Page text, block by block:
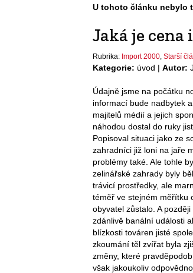
U tohoto článku nebylo
Jaká je
Rubrika: Import 2000 Starší
Kategorie: úvod | Autor:
Údajně jsme na počátku
informací bude nadbytek
majitelů médií a jejich
náhodou dostal do ruky
Popisoval situaci jako ze
zahradníci již loni na jaře
problémy také. Ale tohle
zelinářské zahrady byly
trávicí prostředky, ale
téměř ve stejném měřítku
obyvatel zůstalo. A
zdánlivě banální události
blízkosti továren jisté
zkoumání těl zvířat byla
změny, které
však jakoukoliv